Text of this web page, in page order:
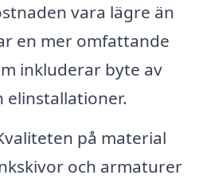
vara lägre än
en mer omfattande
inkluderar byte av
elinstallationer.
på material
och armaturer